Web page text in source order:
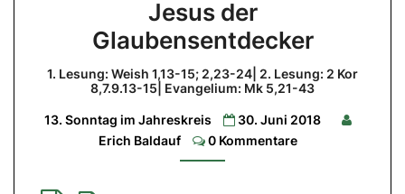
der
Glaubensentdecker
Lesung:
Weish
15;
24|
Jesus der
Glaubensentdecker
1. Lesung: Weish 1,13-15; 2,23-24| 2. Lesung: 2 Kor
8,7.9.13-15| Evangelium: Mk 5,21-43
13. Sonntag im Jahreskreis
30. Juni 2018
Erich Baldauf
Comments
0 Kommentare